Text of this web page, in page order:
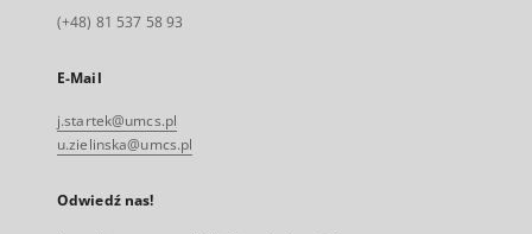
(+48) 81 537 58 93
E-Mail
j.startek@umcs.pl
u.zielinska@umcs.pl
Odwiedź nas!